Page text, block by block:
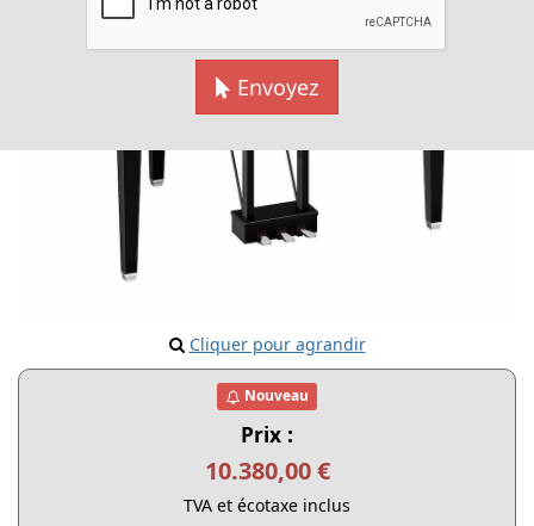
Cliquer pour agrandir
Nouveau
Prix :
10.380,00 €
TVA et écotaxe inclus
Envoyez